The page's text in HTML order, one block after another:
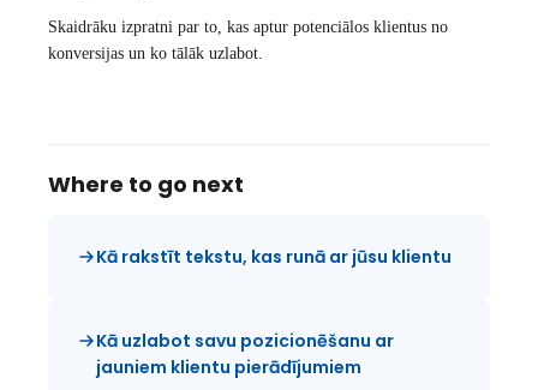
Skaidrāku izpratni par to, kas aptur potenciālos klientus no
konversijas un ko tālāk uzlabot.
Where to go next
Kā rakstīt tekstu, kas runā ar jūsu klientu
Kā uzlabot savu pozicionēšanu ar
jauniem klientu pierādījumiem